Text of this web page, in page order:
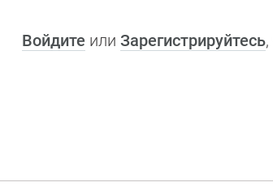
Войдите или Зарегистрируйтесь